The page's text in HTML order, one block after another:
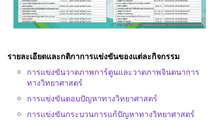
รายละเอียดและกติกาการแข่งขันของแต่ละกิจกรรม
การแข่งขันวาดภาพการ์ตูนและวาดภาพจินตนาการ
ทางวิทยาศาสตร์
การแข่งขันตอบปัญหาทางวิทยาศาสตร์
การแข่งขันกระบวนการแก้ปัญหาทางวิทยาศาสตร์